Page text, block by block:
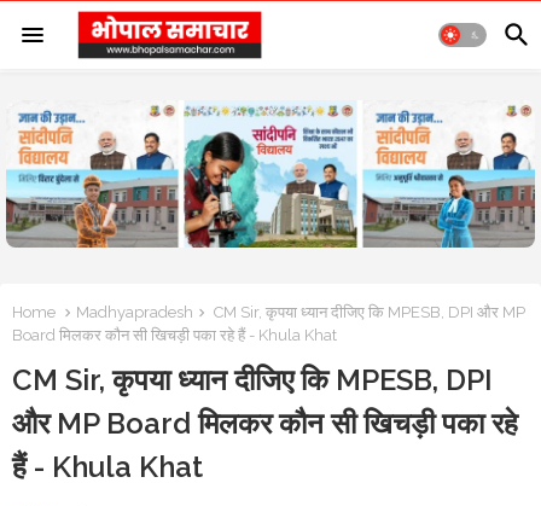
Home Madhyapradesh
CM Sir, कृपया ध्यान दीजिए कि MPESB, DPI और MP
Board मिलकर कौन सी खिचड़ी पका रहे हैं - Khula Khat
CM Sir, कृपया ध्यान दीजिए कि MPESB, DPI
और MP Board मिलकर कौन सी खिचड़ी पका रहे
हैं - Khula Khat